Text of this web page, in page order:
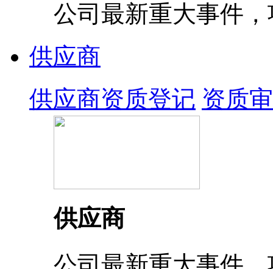
公司最新重大事件
供应商
供应商资质登记 资质
供应商